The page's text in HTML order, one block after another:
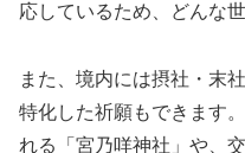
応しているため、どんな
また、境内には摂社・末
特化した祈願もできます
れる「宮乃咩神社」や、